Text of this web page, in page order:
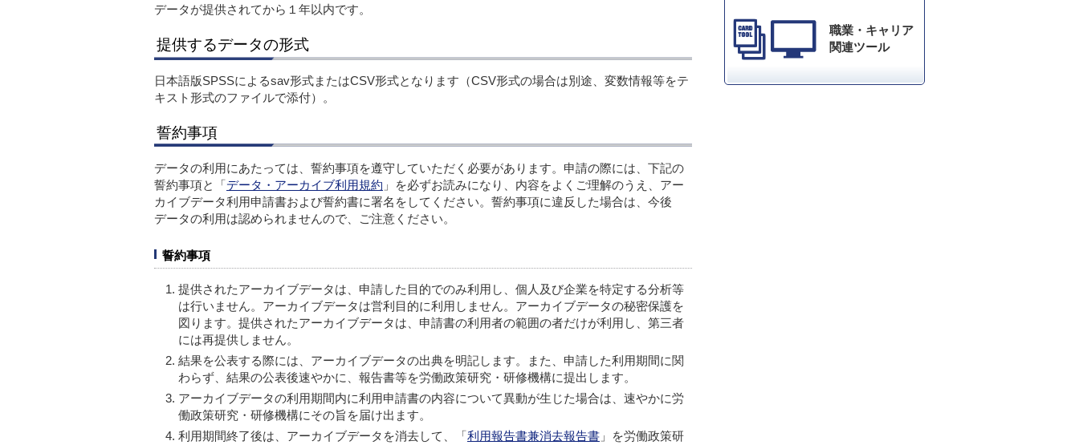
データが提供されてから１年以内です。
提供するデータの形式
日本語版SPSSによるsav形式またはCSV形式となります（CSV形式の場合は別途、変数情報等をテ
キスト形式のファイルで添付）。
誓約事項
データの利用にあたっては、誓約事項を遵守していただく必要があります。申請の際には、下記の
誓約事項と「 データ・アーカイブ利用規約 」を必ずお読みになり、内容をよくご理解のうえ、アー
カイブデータ利用申請書および誓約書に署名をしてください。誓約事項に違反した場合は、今後
データの利用は認められませんので、ご注意ください。
誓約事項
提供されたアーカイブデータは、申請した目的でのみ利用し、個人及び企業を特定する分析等
は行いません。アーカイブデータは営利目的に利用しません。アーカイブデータの秘密保護を
図ります。提供されたアーカイブデータは、申請書の利用者の範囲の者だけが利用し、第三者
には再提供しません。
結果を公表する際には、アーカイブデータの出典を明記します。また、申請した利用期間に関
わらず、結果の公表後速やかに、報告書等を労働政策研究・研修機構に提出します。
アーカイブデータの利用期間内に利用申請書の内容について異動が生じた場合は、速やかに労
働政策研究・研修機構にその旨を届け出ます。
利用期間終了後は、アーカイブデータを消去して、「 利用報告書兼消去報告書 」を労働政策研
職業・キャリア
関連ツール